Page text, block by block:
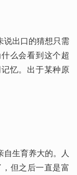
说出口的猜想只需
么会看到这个超
忆。出于某种原
生育养大的。人
但之后一直是富